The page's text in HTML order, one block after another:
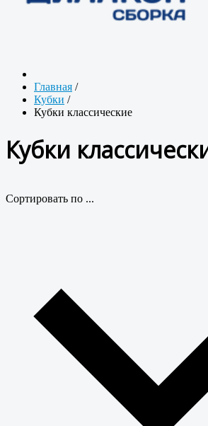
Главная /
Кубки /
Кубки классические
Кубки
Сортировать по ...